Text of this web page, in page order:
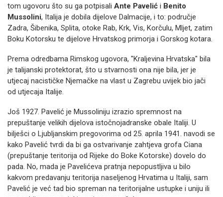
tom ugovoru što su ga potpisali Ante Pavelić i Benito
Mussolini, Italija je dobila dijelove Dalmacije, i to: područje
Zadra, Šibenika, Splita, otoke Rab, Krk, Vis, Korčulu, Mljet, zatim
Boku Kotorsku te dijelove Hrvatskog primorja i Gorskog kotara.
Prema odredbama Rimskog ugovora, "Kraljevina Hrvatska" bila
je talijanski protektorat, što u stvarnosti ona nije bila, jer je
utjecaj nacističke Njemačke na vlast u Zagrebu uvijek bio jači
od utjecaja Italije.
Još 1927. Pavelić je Mussoliniju izrazio spremnost na
prepuštanje velikih dijelova istočnojadranske obale Italiji. U
bilješci o Ljubljanskim pregovorima od 25. aprila 1941. navodi se
kako Pavelić tvrdi da bi ga ostvarivanje zahtjeva grofa Ciana
(prepuštanje teritorija od Rijeke do Boke Kotorske) dovelo do
pada. No, mada je Pavelićeva pratnja nepopustljiva u bilo
kakvom predavanju teritorija naseljenog Hrvatima u Italiji, sam
Pavelić je već tad bio spreman na teritorijalne ustupke i uniju ili